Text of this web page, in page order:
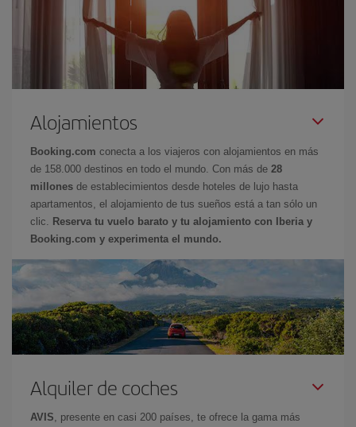
Alojamientos
Booking.com conecta a los viajeros con alojamientos en más
de 158.000 destinos en todo el mundo. Con más de 28
millones de establecimientos desde hoteles de lujo hasta
apartamentos, el alojamiento de tus sueños está a tan sólo un
clic.
Reserva tu vuelo barato y tu alojamiento con Iberia y
Booking.com y experimenta el mundo.
Alquiler de coches
AVIS , presente en casi 200 países, te ofrece la gama más